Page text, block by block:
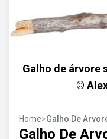
Galho de árvore
©
Home>Galho De
Galho De